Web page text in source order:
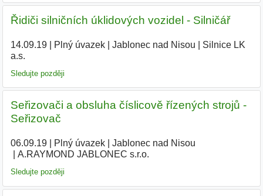
Řidiči silničních úklidových vozidel - Silničář
14.09.19| Plný úvazek| Jablonec nad Nisou
Silnice LK
a.s.
Sledujte později
Seřizovači a obsluha číslicově řízených strojů -
Seřizovač
06.09.19| Plný úvazek| Jablonec nad Nisou
A.RAYMOND JABLONEC s.r.o.
Sledujte později